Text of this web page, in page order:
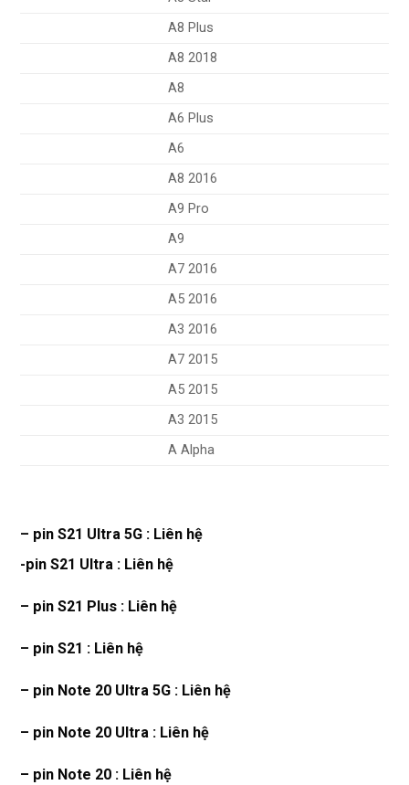
A8 Plus
A8 2018
A8
A6 Plus
A6
A8 2016
A9 Pro
A9
A7 2016
A5 2016
A3 2016
A7 2015
A5 2015
A3 2015
A Alpha
– pin S21 Ultra 5G : Liên hệ
-pin S21 Ultra : Liên hệ
– pin S21 Plus : Liên hệ
– pin S21 : Liên hệ
– pin Note 20 Ultra 5G : Liên hệ
– pin Note 20 Ultra : Liên hệ
– pin Note 20 : Liên hệ